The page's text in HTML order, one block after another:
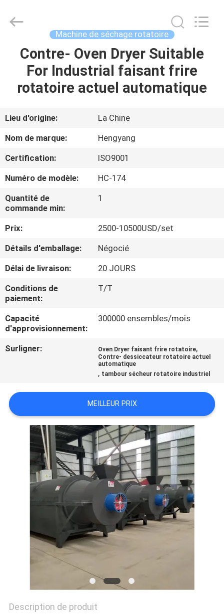
MAISON
PRODUITS
AU
SUJET
DE
VISITE
CONTRÔLE
DE
QUALITÉ
CONTACTEZ-
NOUS
CAS
PLAN
POLITIQUE
CONFIDENTIALITÉ
Zhengzhou
Hengyang
Machine de séchage rotatoire
Contre- Oven Dryer Suitable
For Industrial faisant frire
rotatoire actuel automatique
Lieu d'origine:
La Chine
Nom de marque:
Hengyang
Certification:
ISO9001
Numéro de modèle:
HC-174
Quantité de
commande min:
1
Prix:
2500-10500USD/set
Détails d'emballage:
Négocié
Délai de livraison:
20 JOURS
Conditions de
paiement:
T/T
Capacité
d'approvisionnement:
300000 ensembles/mois
Surligner: Oven Dryer faisant frire rotatoire,
Contre- dessiccateur rotatoire actuel
automatique
, tambour sécheur rotatoire industriel
MEILLEUR PRIX
Description de produit